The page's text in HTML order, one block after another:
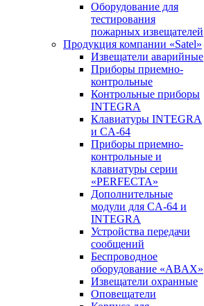
Оборудование для
тестирования
пожарных извещателей
Продукция компании «Satel»
Извещатели аварийные
Приборы приемно-
контрольные
Контрольные приборы
INTEGRA
Клавиатуры INTEGRA
и CA-64
Приборы приемно-
контрольные и
клавиатуры серии
«PERFECTA»
Дополнительные
модули для CA-64 и
INTEGRA
Устройства передачи
сообщений
Беспроводное
оборудование «ABAX»
Извещатели охранные
Оповещатели